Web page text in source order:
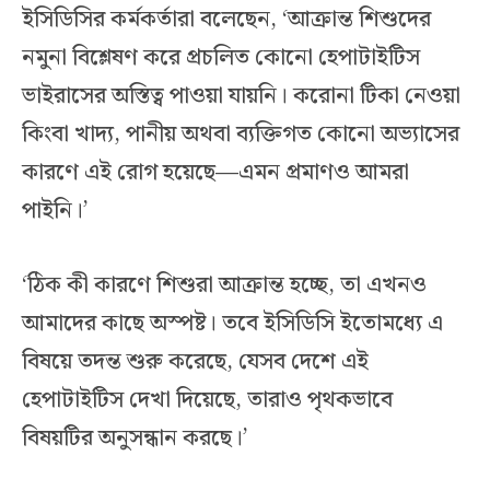
ইসিডিসির কর্মকর্তারা বলেছেন, ‘আক্রান্ত শিশুদের
নমুনা বিশ্লেষণ করে প্রচলিত কোনো হেপাটাইটিস
ভাইরাসের অস্তিত্ব পাওয়া যায়নি। করোনা টিকা নেওয়া
কিংবা খাদ্য, পানীয় অথবা ব্যক্তিগত কোনো অভ্যাসের
কারণে এই রোগ হয়েছে—এমন প্রমাণও আমরা
পাইনি।’
‘ঠিক কী কারণে শিশুরা আক্রান্ত হচ্ছে, তা এখনও
আমাদের কাছে অস্পষ্ট। তবে ইসিডিসি ইতোমধ্যে এ
বিষয়ে তদন্ত শুরু করেছে, যেসব দেশে এই
হেপাটাইটিস দেখা দিয়েছে, তারাও পৃথকভাবে
বিষয়টির অনুসন্ধান করছে।’